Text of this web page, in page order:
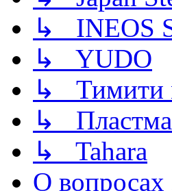
↳ INEOS
↳ YUDO
↳ Тимити
↳
↳ Tahara
О вопросах